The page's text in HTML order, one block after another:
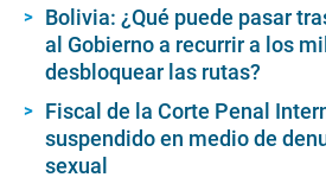
Bolivia: ¿Qué puede pasar
al Gobierno a recurrir a los
desbloquear las rutas?
Fiscal de la Corte Penal
suspendido en medio de
sexual